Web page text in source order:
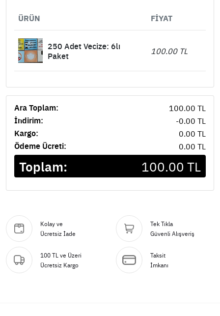
ÜRÜN FIYAT
250 Adet Vecize: 6lı
Paket
100.00 TL
Ara Toplam: 100.00 TL
İndirim: -0.00 TL
Kargo: 0.00 TL
Ödeme Ücreti: 0.00 TL
Toplam: 100.00 TL
Kolay ve
Ücretsiz İade
Tek Tıkla
Güvenli Alışveriş
100 TL ve Üzeri
Ücretsiz Kargo
Taksit
İmkanı